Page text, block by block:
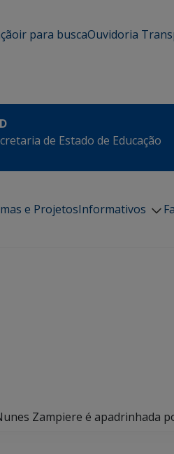
ir para buscaOuvidoria
de Estado de Educação
e ProjetosInformativos
Zampiere é apadrinhada